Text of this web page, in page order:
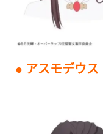
● アスモデウス